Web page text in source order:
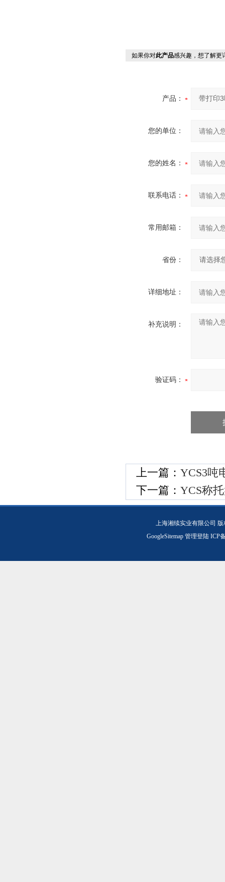
如果你对此产品感兴趣，想了解更
产品：
您的单位：
您的姓名：
联系电话：
常用邮箱：
省份：
详细地址：
补充说明：
验证码：
上一篇： YCS3吨
下一篇： YCS称
上海湘续实业有限公司
GoogleSitemap 管理登陆ICP